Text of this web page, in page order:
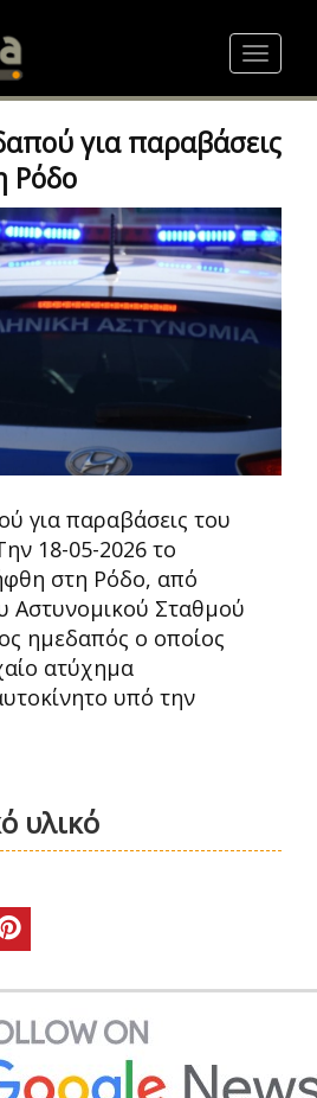
Toggle
για παραβάσεις
Ρόδο
για παραβάσεις του
18-05-2026 το
στη Ρόδο, από
Αστυνομικού Σταθμού
ημεδαπός ο οποίος
ατύχημα
υπό την
υλικό